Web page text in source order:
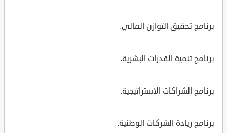
برنامج تحقيق التوازن المالي.
برنامج تنمية القدرات البشرية.
برنامج الشراكات الاستراتيجية.
برنامج ريادة الشركات الوطنية.